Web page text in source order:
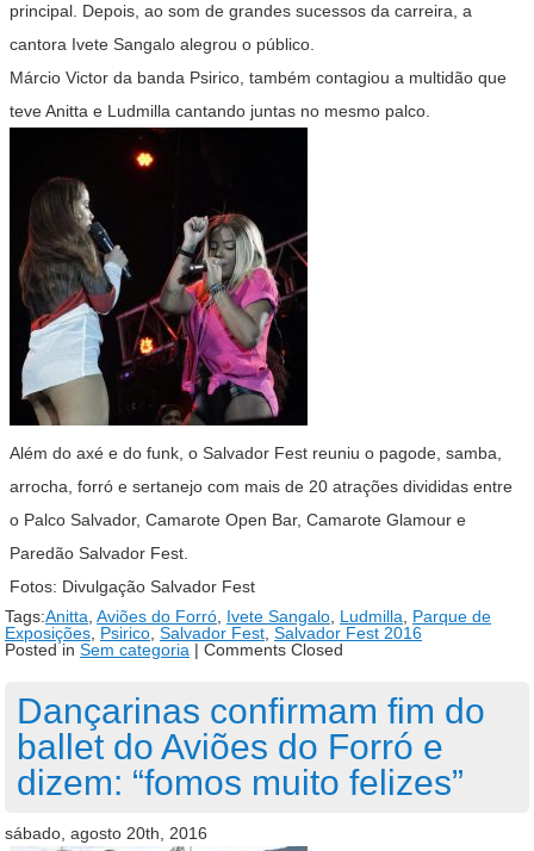
principal. Depois, ao som de grandes sucessos da carreira, a
cantora Ivete Sangalo alegrou o público.
Márcio Victor da banda Psirico, também contagiou a multidão que
teve Anitta e Ludmilla cantando juntas no mesmo palco.
Além do axé e do funk, o Salvador Fest reuniu o pagode, samba,
arrocha, forró e sertanejo com mais de 20 atrações divididas entre
o Palco Salvador, Camarote Open Bar, Camarote Glamour e
Paredão Salvador Fest.
Fotos: Divulgação Salvador Fest
Tags:Anitta, Aviões do Forró, Ivete Sangalo, Ludmilla, Parque de
Exposições, Psirico, Salvador Fest, Salvador Fest 2016
Posted in Sem categoria | Comments Closed
Dançarinas confirmam fim do
ballet do Aviões do Forró e
dizem: “fomos muito felizes”
sábado, agosto 20th, 2016